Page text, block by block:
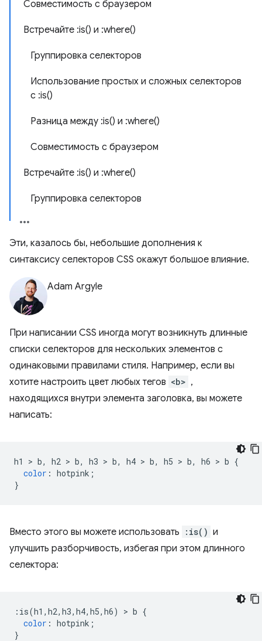
Совместимость с браузером
Встречайте :is() и :where()
Группировка селекторов
Использование простых и сложных селекторов
с :is()
Разница между :is() и :where()
Совместимость с браузером
Встречайте :is() и :where()
Группировка селекторов
Эти, казалось бы, небольшие дополнения к
синтаксису селекторов CSS окажут большое влияние.
Adam Argyle
При написании CSS иногда могут возникнуть длинные
списки селекторов для нескольких элементов с
одинаковыми правилами стиля. Например, если вы
хотите настроить цвет любых тегов <b> ,
находящихся внутри элемента заголовка, вы можете
написать:
h1 > b, h2 > b, h3 > b, h4 > b, h5 > b, h6 > b {
color : hotpink ;
}
Вместо этого вы можете использовать :is() и
улучшить разборчивость, избегая при этом длинного
селектора:
: is(h1 , h2, h3, h4, h5, h6) > b {
color : hotpink ;
}